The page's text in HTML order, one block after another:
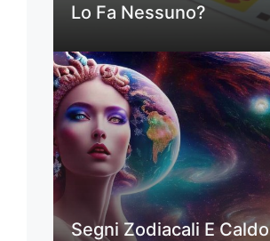
Lo Fa Nessuno?
Segni Zodiacali E Caldo